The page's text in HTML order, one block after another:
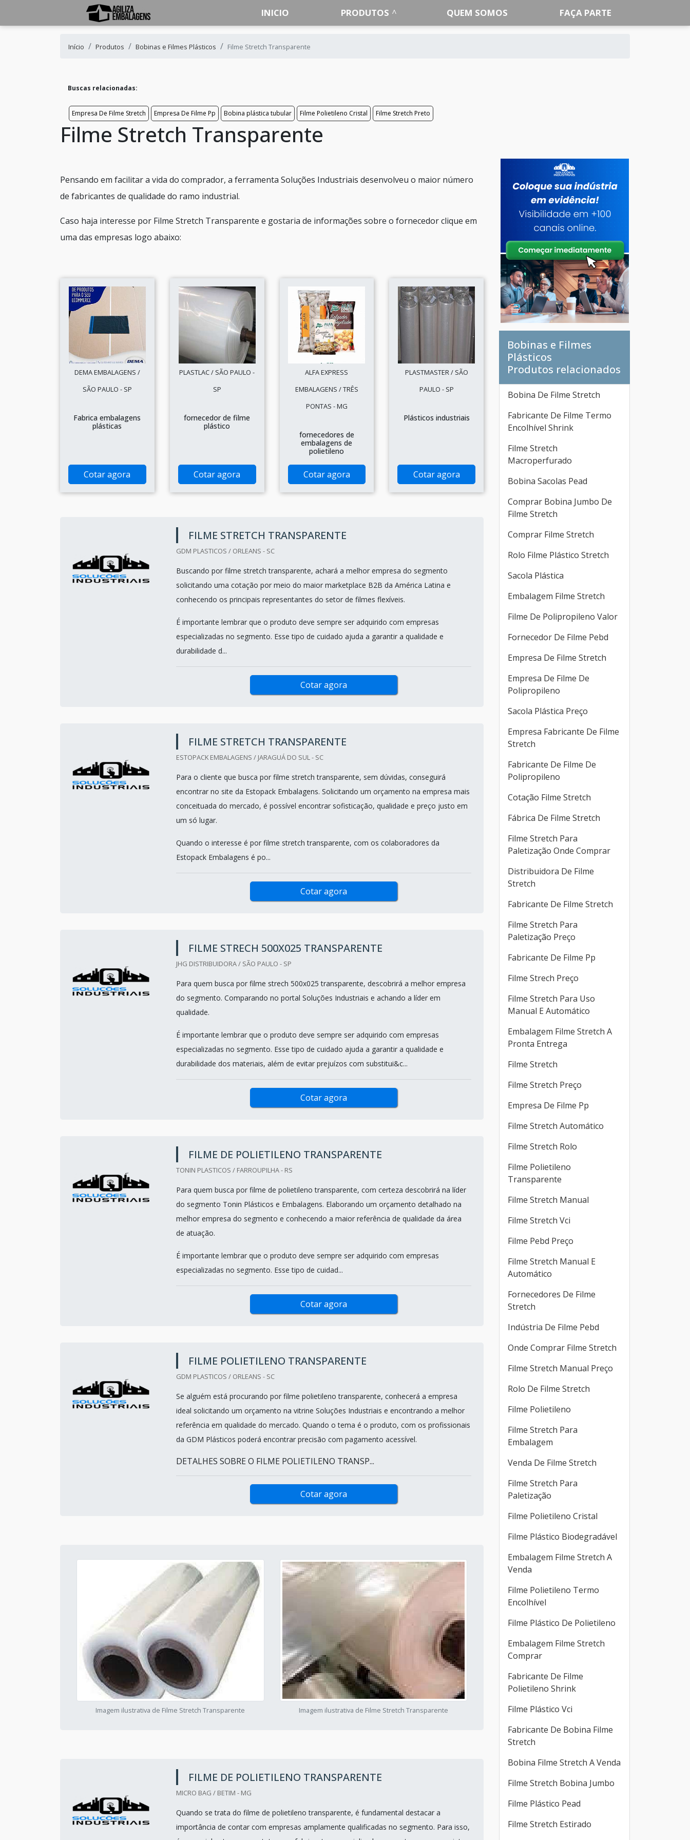
INICIO PRODUTOS QUEM SOMOS FAÇA PARTE
Início Produtos Bobinas e Filmes Plásticos Filme Stretch Transparente
Buscas relacionadas:
Empresa De Filme Stretch Empresa De Filme Pp Bobina plástica tubular Filme Polietileno Cristal Filme Stretch Preto
Filme Stretch Transparente
Pensando em facilitar a vida do comprador, a ferramenta Soluções Industriais desenvolveu o maior número
de fabricantes de qualidade do ramo industrial.
Caso haja interesse por Filme Stretch Transparente e gostaria de informações sobre o fornecedor clique em
uma das empresas logo abaixo:
DEMA EMBALAGENS /
SÃO PAULO - SP
Fabrica embalagens
plásticas
Cotar agora
PLASTLAC / SÃO PAULO -
SP
fornecedor de filme
plástico
Cotar agora
ALFA EXPRESS
EMBALAGENS / TRÊS
PONTAS - MG
fornecedores de
embalagens de
polietileno
Cotar agora
PLASTMASTER / SÃO
PAULO - SP
Plásticos industriais
Cotar agora
FILME STRETCH TRANSPARENTE
GDM PLASTICOS / ORLEANS - SC
Buscando por filme stretch transparente, achará a melhor empresa do segmento
solicitando uma cotação por meio do maior marketplace B2B da América Latina e
conhecendo os principais representantes do setor de filmes flexíveis.
É importante lembrar que o produto deve sempre ser adquirido com empresas
especializadas no segmento. Esse tipo de cuidado ajuda a garantir a qualidade e
durabilidade d...
Cotar agora
FILME STRETCH TRANSPARENTE
ESTOPACK EMBALAGENS / JARAGUÁ DO SUL - SC
Para o cliente que busca por filme stretch transparente, sem dúvidas, conseguirá
encontrar no site da Estopack Embalagens. Solicitando um orçamento na empresa mais
conceituada do mercado, é possível encontrar sofisticação, qualidade e preço justo em
um só lugar.
Quando o interesse é por filme stretch transparente, com os colaboradores da
Estopack Embalagens é po...
Cotar agora
FILME STRECH 500X025 TRANSPARENTE
JHG DISTRIBUIDORA / SÃO PAULO - SP
Para quem busca por filme strech 500x025 transparente, descobrirá a melhor empresa
do segmento. Comparando no portal Soluções Industriais e achando a líder em
qualidade.
É importante lembrar que o produto deve sempre ser adquirido com empresas
especializadas no segmento. Esse tipo de cuidado ajuda a garantir a qualidade e
durabilidade dos materiais, além de evitar prejuízos com substitui&c...
Cotar agora
FILME DE POLIETILENO TRANSPARENTE
TONIN PLASTICOS / FARROUPILHA - RS
Para quem busca por filme de polietileno transparente, com certeza descobrirá na líder
do segmento Tonin Plásticos e Embalagens. Elaborando um orçamento detalhado na
melhor empresa do segmento e conhecendo a maior referência de qualidade da área
de atuação.
É importante lembrar que o produto deve sempre ser adquirido com empresas
especializadas no segmento. Esse tipo de cuidad...
Cotar agora
FILME POLIETILENO TRANSPARENTE
GDM PLASTICOS / ORLEANS - SC
Se alguém está procurando por filme polietileno transparente, conhecerá a empresa
ideal solicitando um orçamento na vitrine Soluções Industriais e encontrando a melhor
referência em qualidade do mercado. Quando o tema é o produto, com os profissionais
da GDM Plásticos poderá encontrar precisão com pagamento acessível.
DETALHES SOBRE O FILME POLIETILENO TRANSP...
Cotar agora
Imagem ilustrativa de Filme Stretch Transparente Imagem ilustrativa de Filme Stretch Transparente
FILME DE POLIETILENO TRANSPARENTE
MICRO BAG / BETIM - MG
Quando se trata do filme de polietileno transparente, é fundamental destacar a
importância de contar com empresas amplamente qualificadas no segmento. Para isso,
Bobinas e Filmes
Plásticos
Produtos relacionados
Bobina De Filme Stretch
Fabricante De Filme Termo
Encolhível Shrink
Filme Stretch
Macroperfurado
Bobina Sacolas Pead
Comprar Bobina Jumbo De
Filme Stretch
Comprar Filme Stretch
Rolo Filme Plástico Stretch
Sacola Plástica
Embalagem Filme Stretch
Filme De Polipropileno Valor
Fornecedor De Filme Pebd
Empresa De Filme Stretch
Empresa De Filme De
Polipropileno
Sacola Plástica Preço
Empresa Fabricante De Filme
Stretch
Fabricante De Filme De
Polipropileno
Cotação Filme Stretch
Fábrica De Filme Stretch
Filme Stretch Para
Paletização Onde Comprar
Distribuidora De Filme
Stretch
Fabricante De Filme Stretch
Filme Stretch Para
Paletização Preço
Fabricante De Filme Pp
Filme Strech Preço
Filme Stretch Para Uso
Manual E Automático
Embalagem Filme Stretch A
Pronta Entrega
Filme Stretch
Filme Stretch Preço
Empresa De Filme Pp
Filme Stretch Automático
Filme Stretch Rolo
Filme Polietileno
Transparente
Filme Stretch Manual
Filme Stretch Vci
Filme Pebd Preço
Filme Stretch Manual E
Automático
Fornecedores De Filme
Stretch
Indústria De Filme Pebd
Onde Comprar Filme Stretch
Filme Stretch Manual Preço
Rolo De Filme Stretch
Filme Polietileno
Filme Stretch Para
Embalagem
Venda De Filme Stretch
Filme Stretch Para
Paletização
Filme Polietileno Cristal
Filme Plástico Biodegradável
Embalagem Filme Stretch A
Venda
Filme Polietileno Termo
Encolhível
Filme Plástico De Polietileno
Embalagem Filme Stretch
Comprar
Fabricante De Filme
Polietileno Shrink
Filme Plástico Vci
Fabricante De Bobina Filme
Stretch
Bobina Filme Stretch A Venda
Filme Stretch Bobina Jumbo
Filme Plástico Pead
Filme Stretch Estirado